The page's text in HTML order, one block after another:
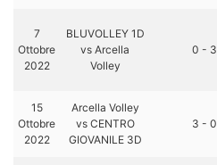
7
Ottobre
2022
BLUVOLLEY 1D
vs Arcella
Volley
0 - 3
15
Ottobre
2022
Arcella Volley
vs CENTRO
GIOVANILE 3D
3 - 0